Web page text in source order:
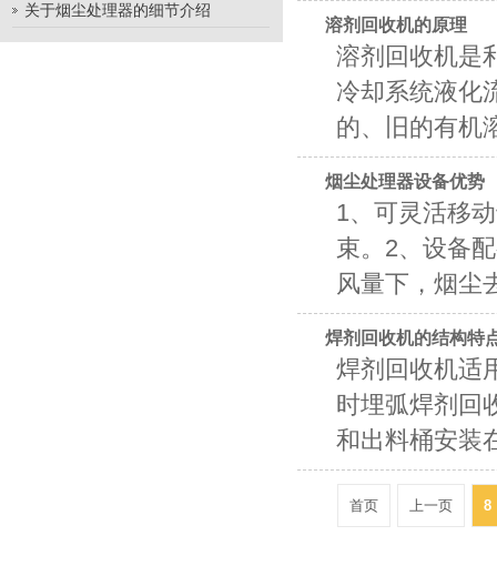
关于烟尘处理器的细节介绍
溶剂回收机的原理
溶剂回收机是
冷却系统液化
的、旧的有机
烟尘处理器设备优势
1、可灵活移
束。2、设备
风量下，烟尘
焊剂回收机的结构特
焊剂回收机适
时埋弧焊剂回
和出料桶安装
首页 上一页 8